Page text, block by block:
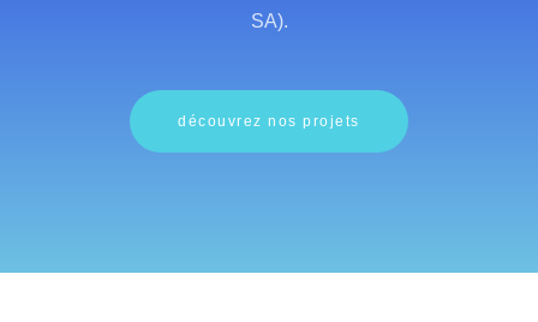
SA).
découvrez nos projets